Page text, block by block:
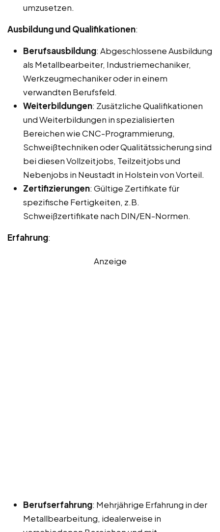
umzusetzen.
Ausbildung und Qualifikationen:
Berufsausbildung: Abgeschlossene Ausbildung
als Metallbearbeiter, Industriemechaniker,
Werkzeugmechaniker oder in einem
verwandten Berufsfeld.
Weiterbildungen: Zusätzliche Qualifikationen
und Weiterbildungen in spezialisierten
Bereichen wie CNC-Programmierung,
Schweißtechniken oder Qualitätssicherung sind
bei diesen Vollzeitjobs, Teilzeitjobs und
Nebenjobs in Neustadt in Holstein von Vorteil.
Zertifizierungen: Gültige Zertifikate für
spezifische Fertigkeiten, z.B.
Schweißzertifikate nach DIN/EN-Normen.
Erfahrung:
Anzeige
Berufserfahrung: Mehrjährige Erfahrung in der
Metallbearbeitung, idealerweise in